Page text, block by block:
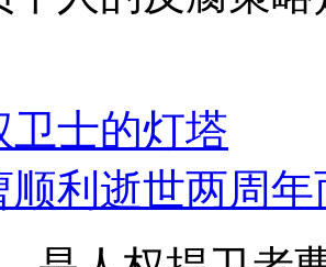
卫士的灯塔
利逝世两周年